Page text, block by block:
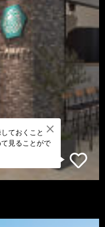
ておくこと
見ることがで